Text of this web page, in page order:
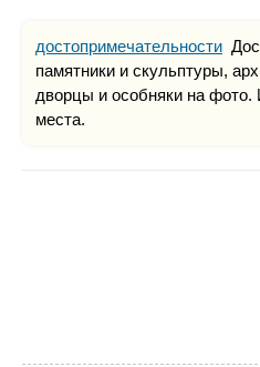
достопримечательности
памятники и скульптуры,
дворцы и особняки на фото.
места.